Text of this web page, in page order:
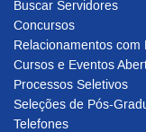
Buscar Servidores
Concursos
Relacionamentos com
Cursos e Eventos
Processos Seletivos
Seleções de Pós-
Telefones